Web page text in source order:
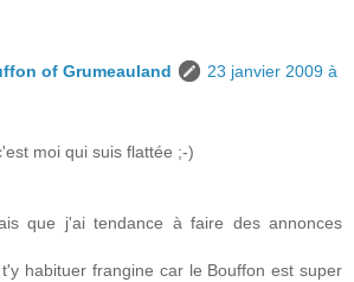
of Grumeauland
23 janvier 2009 à
moi qui suis flattée ;-)
que j'ai tendance à faire des annonces
habituer frangine car le Bouffon est super